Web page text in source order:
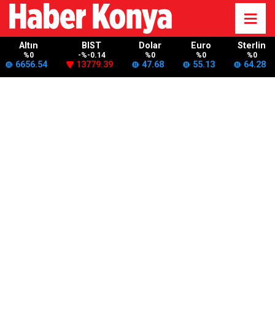
Altın
%0
6656.54
BIST
-%-0.14
13779.39
Dolar
%0
47.68
Euro
%0
55.13
Sterlin
%0
64.28